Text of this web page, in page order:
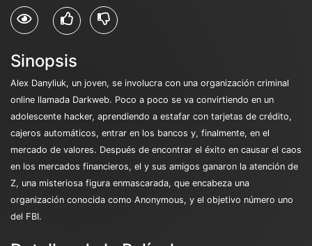
Sinopsis
Alex Danyliuk, un joven, se involucra con una organización criminal
online llamada Darkweb. Poco a poco se va convirtiendo en un
adolescente hacker, aprendiendo a estafar con tarjetas de crédito,
cajeros automáticos, entrar en los bancos y, finalmente, en el
mercado de valores. Después de encontrar el éxito en causar el caos
en los mercados financieros, el y sus amigos ganaron la atención de
Z, una misteriosa figura enmascarada, que encabeza una
organización conocida como Anonymous, y el objetivo número uno
del FBI.